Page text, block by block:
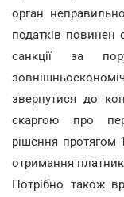
орган
податків повинен
санкції за
звернутися до
скаргою про
рішення протягом
отримання
Потрібно також